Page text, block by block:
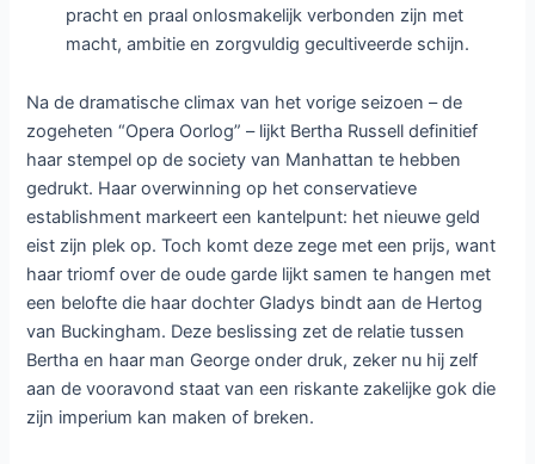
pracht en praal onlosmakelijk verbonden zijn met
macht, ambitie en zorgvuldig gecultiveerde schijn.
Na de dramatische climax van het vorige seizoen – de
zogeheten “Opera Oorlog” – lijkt Bertha Russell definitief
haar stempel op de society van Manhattan te hebben
gedrukt. Haar overwinning op het conservatieve
establishment markeert een kantelpunt: het nieuwe geld
eist zijn plek op. Toch komt deze zege met een prijs, want
haar triomf over de oude garde lijkt samen te hangen met
een belofte die haar dochter Gladys bindt aan de Hertog
van Buckingham. Deze beslissing zet de relatie tussen
Bertha en haar man George onder druk, zeker nu hij zelf
aan de vooravond staat van een riskante zakelijke gok die
zijn imperium kan maken of breken.